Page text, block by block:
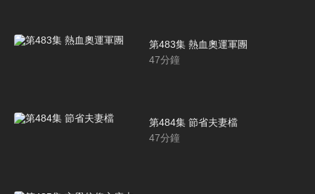
第483集 熱血奧運軍團
47分鐘
第484集 節省夫妻檔
47分鐘